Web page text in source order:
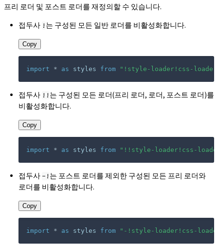
프리 로더 및 포스트 로더를 재정의할 수 있습니다.
접두사 ! 는 구성된 모든 일반 로더를 비활성화합니다.
Copy
import * as styles from "!style-loader!css-
접두사 !! 는 구성된 모든 로더(프리 로더, 로더, 포스트 로더)를
비활성화합니다.
Copy
import * as styles from "!!style-loader!css-
접두사 -! 는 포스트 로더를 제외한 구성된 모든 프리 로더와
로더를 비활성화합니다.
Copy
import * as styles from "-!style-loader!css-